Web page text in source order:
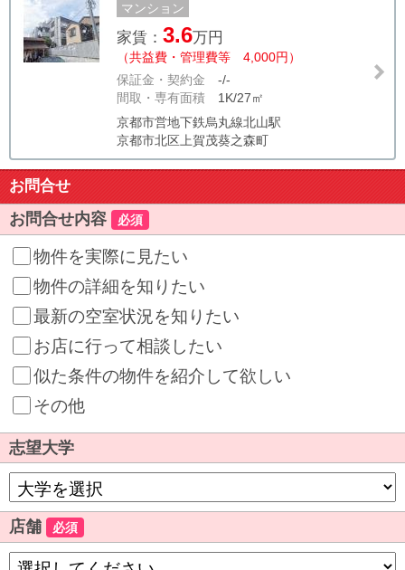
マンション
家賃： 3.6万円
（共益費・管理費等 4,000円）
保証金・契約金 -/-
間取・専有面積 1K/27㎡
京都市営地下鉄烏丸線北山駅
京都市北区上賀茂葵之森町
お問合せ
お問合せ内容 必須
物件を実際に見たい
物件の詳細を知りたい
最新の空室状況を知りたい
お店に行って相談したい
似た条件の物件を紹介して欲しい
その他
志望大学
店舗 必須